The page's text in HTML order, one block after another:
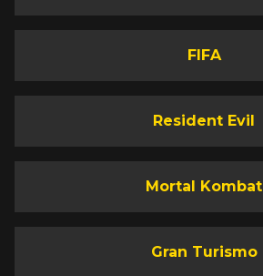
FIFA
Resident Evil
Mortal Kombat
Gran Turismo